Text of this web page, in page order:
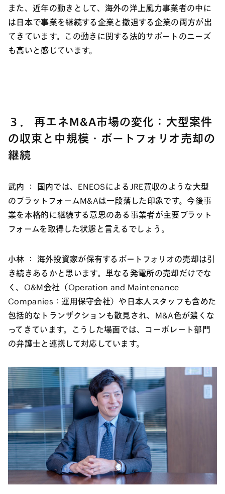
また、近年の動きとして、海外の洋上風力事業者の中に
は日本で事業を継続する企業と撤退する企業の両方が出
てきています。この動きに関する法的サポートのニーズ
も高いと感じています。
３． 再エネM&A市場の変化：大型案件
の収束と中規模・ポートフォリオ売却の
継続
武内 ：
国内では、ENEOSによるJRE買収のような大型
のプラットフォームM&Aは一段落した印象です。今後事
業を本格的に継続する意思のある事業者が主要プラット
フォームを取得した状態と言えるでしょう。
小林 ：
海外投資家が保有するポートフォリオの売却は引
き続きあるかと思います。単なる発電所の売却だけでな
く、O&M会社（Operation and Maintenance
Companies：運用保守会社）や日本人スタッフも含めた
包括的なトランザクションも散見され、M&A色が濃くな
ってきています。こうした場面では、コーポレート部門
の弁護士と連携して対応しています。